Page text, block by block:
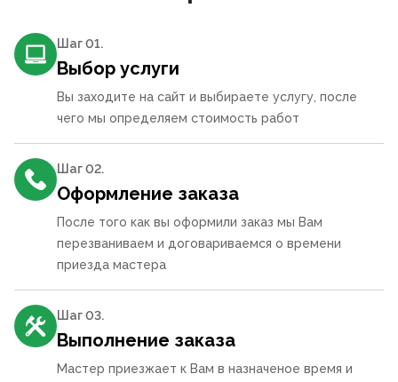
Шаг 01.
Выбор услуги
Вы заходите на сайт и выбираете услугу, после
чего мы определяем стоимость работ
Шаг 02.
Оформление заказа
После того как вы оформили заказ мы Вам
перезваниваем и договариваемся о времени
приезда мастера
Шаг 03.
Выполнение заказа
Мастер приезжает к Вам в назначеное время и